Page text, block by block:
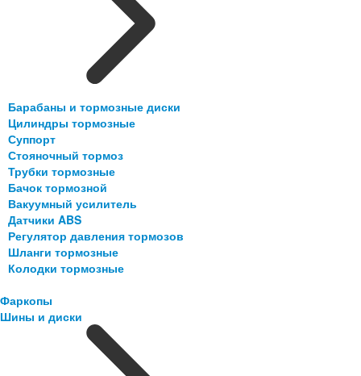
Барабаны и тормозные диски
Цилиндры тормозные
Суппорт
Стояночный тормоз
Трубки тормозные
Бачок тормозной
Вакуумный усилитель
Датчики ABS
Регулятор давления тормозов
Шланги тормозные
Колодки тормозные
Фаркопы
Шины и диски